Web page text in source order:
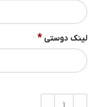
لینک دوستی *